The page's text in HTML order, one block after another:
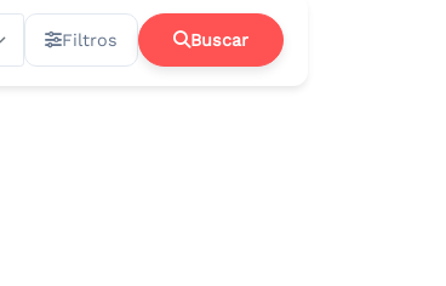
Filtros Buscar